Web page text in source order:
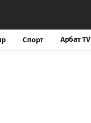
Спорт Арбат TV